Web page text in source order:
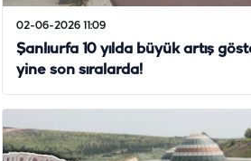
02-06-2026 11:09
Şanlıurfa 10 yılda büyük artış
yine son sıralarda!